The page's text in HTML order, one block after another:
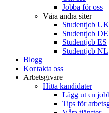
Jobba för oss
Våra andra siter
Studentjob UK
Studentjob DE
Studentjob ES
Studentjob NL
Blogg
Kontakta oss
Arbetsgivare
Hitta kandidater
Lägg ut en
Tips för